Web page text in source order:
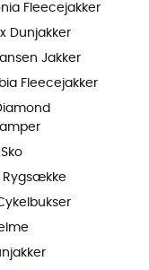
Fleecejakker
Dunjakker
Jakker
Fleecejakker
Rygsække